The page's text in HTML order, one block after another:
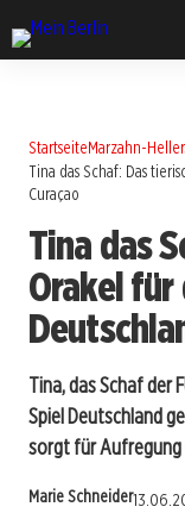
StartseiteMarzahn-
Tina das Schaf: Das
Curaçao
Tina das
Orakel für
Tina, das Schaf der
Spiel Deutschland
sorgt für
Marie Schneider